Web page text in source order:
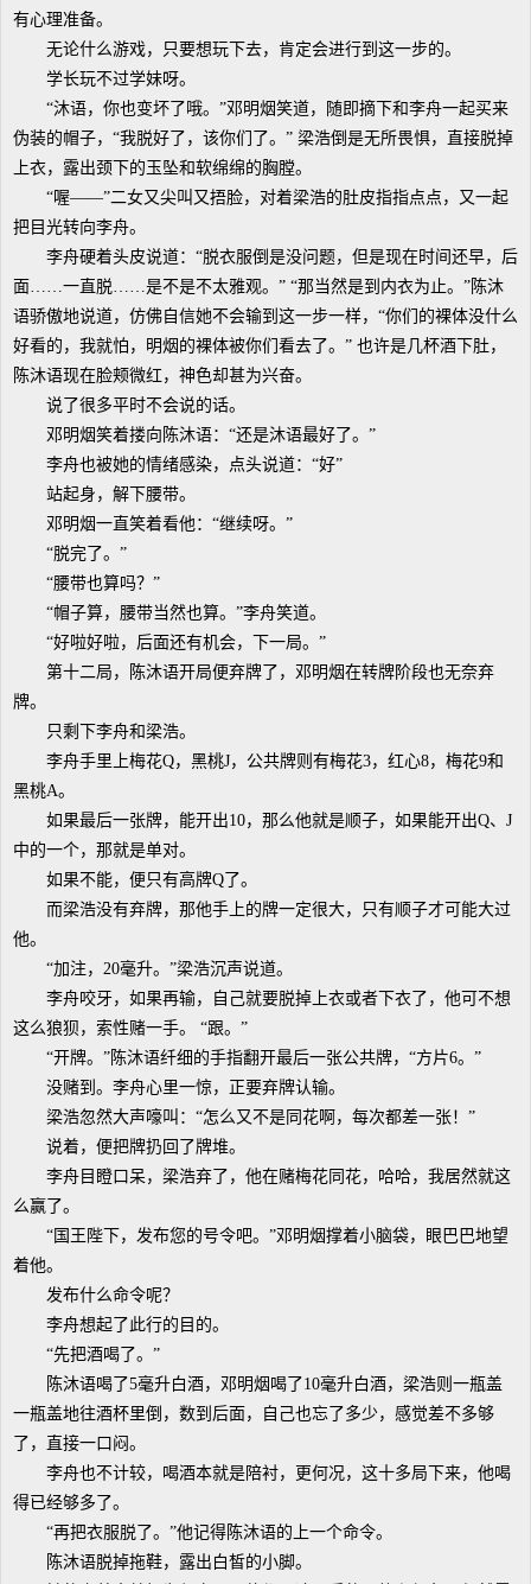
有心理准备。
无论什么游戏，只要想玩下去，肯定会进行到这一步的。
学长玩不过学妹呀。
“沐语，你也变坏了哦。”邓明烟笑道，随即摘下和李舟一起买来
伪装的帽子，“我脱好了，该你们了。” 梁浩倒是无所畏惧，直接脱掉
上衣，露出颈下的玉坠和软绵绵的胸膛。
“喔——”二女又尖叫又捂脸，对着梁浩的肚皮指指点点，又一起
把目光转向李舟。
李舟硬着头皮说道：“脱衣服倒是没问题，但是现在时间还早，后
面……一直脱……是不是不太雅观。” “那当然是到内衣为止。”陈沐
语骄傲地说道，仿佛自信她不会输到这一步一样，“你们的裸体没什么
好看的，我就怕，明烟的裸体被你们看去了。” 也许是几杯酒下肚，
陈沐语现在脸颊微红，神色却甚为兴奋。
说了很多平时不会说的话。
邓明烟笑着搂向陈沐语：“还是沐语最好了。”
李舟也被她的情绪感染，点头说道：“好”
站起身，解下腰带。
邓明烟一直笑着看他：“继续呀。”
“脱完了。”
“腰带也算吗？”
“帽子算，腰带当然也算。”李舟笑道。
“好啦好啦，后面还有机会，下一局。”
第十二局，陈沐语开局便弃牌了，邓明烟在转牌阶段也无奈弃
牌。
只剩下李舟和梁浩。
李舟手里上梅花Q，黑桃J，公共牌则有梅花3，红心8，梅花9和
黑桃A。
如果最后一张牌，能开出10，那么他就是顺子，如果能开出Q、J
中的一个，那就是单对。
如果不能，便只有高牌Q了。
而梁浩没有弃牌，那他手上的牌一定很大，只有顺子才可能大过
他。
“加注，20毫升。”梁浩沉声说道。
李舟咬牙，如果再输，自己就要脱掉上衣或者下衣了，他可不想
这么狼狈，索性赌一手。 “跟。”
“开牌。”陈沐语纤细的手指翻开最后一张公共牌，“方片6。”
没赌到。李舟心里一惊，正要弃牌认输。
梁浩忽然大声嚎叫：“怎么又不是同花啊，每次都差一张！”
说着，便把牌扔回了牌堆。
李舟目瞪口呆，梁浩弃了，他在赌梅花同花，哈哈，我居然就这
么赢了。
“国王陛下，发布您的号令吧。”邓明烟撑着小脑袋，眼巴巴地望
着他。
发布什么命令呢？
李舟想起了此行的目的。
“先把酒喝了。”
陈沐语喝了5毫升白酒，邓明烟喝了10毫升白酒，梁浩则一瓶盖
一瓶盖地往酒杯里倒，数到后面，自己也忘了多少，感觉差不多够
了，直接一口闷。
李舟也不计较，喝酒本就是陪衬，更何况，这十多局下来，他喝
得已经够多了。
“再把衣服脱了。”他记得陈沐语的上一个命令。
陈沐语脱掉拖鞋，露出白皙的小脚。